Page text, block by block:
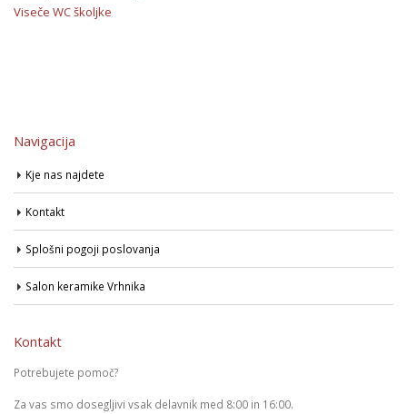
Viseče WC školjke
Navigacija
Kje nas najdete
Kontakt
Splošni pogoji poslovanja
Salon keramike Vrhnika
Kontakt
Potrebujete pomoč?
Za vas smo dosegljivi vsak delavnik med 8:00 in 16:00.